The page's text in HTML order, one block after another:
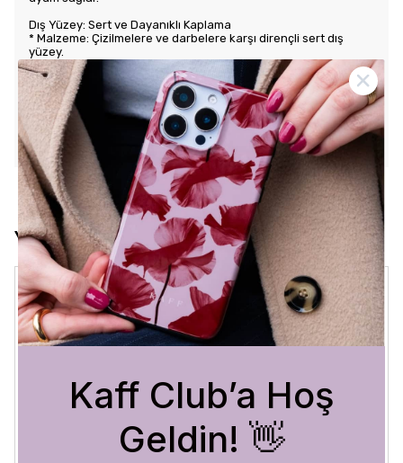
Dış Yüzey: Sert ve Dayanıklı Kaplama
* Malzeme: Çizilmelere ve darbelere karşı dirençli sert dış
yüzey.
* Tasarım: Benzersiz ve şık desenlerle estetik görünüm sunar.
Kullanım Kolaylığı
* Tuş Erişimi: Tuşlara kolay erişim sağlayarak kullanım rahatlığı
sunar.
* Uyum: Telefonunuza tam oturarak gevşek durmaz ve kaliteli
bir his verir.
Yorumlar
Crystal Sage
3 Ağustos 2026
Kaff Club’a Hoş
Geldin! 👋